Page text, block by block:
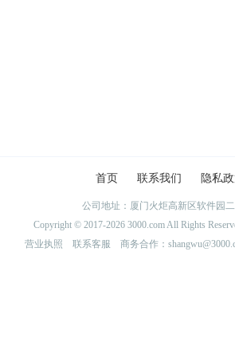
首页 联系我们 隐私
公司地址：厦门火炬高新区软件园
Copyright © 2017-2026 3000.com All Rights
营业执照
联系客服 商务合作：